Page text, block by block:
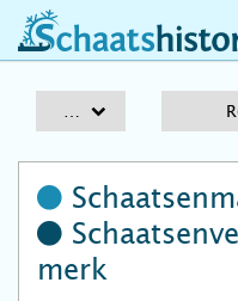
schaatshistorie.nl
merk